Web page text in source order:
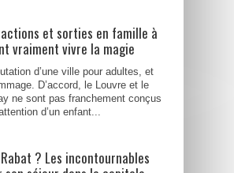
et sorties en famille à
vraiment vivre la magie
d’une ville pour adultes, et
D’accord, le Louvre et le
ne sont pas franchement conçus
d’un enfant...
? Les incontournables